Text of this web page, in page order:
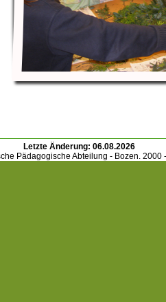
Letzte Änderung: 06.08.2026
Pädagogische Abteilung - Bozen. 2000